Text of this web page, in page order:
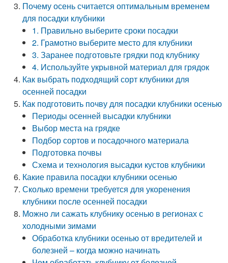
Почему осень считается оптимальным временем
для посадки клубники
1. Правильно выберите сроки посадки
2. Грамотно выберите место для клубники
3. Заранее подготовьте грядки под клубнику
4. Используйте укрывной материал для грядок
Как выбрать подходящий сорт клубники для
осенней посадки
Как подготовить почву для посадки клубники осенью
Периоды осенней высадки клубники
Выбор места на грядке
Подбор сортов и посадочного материала
Подготовка почвы
Схема и технология высадки кустов клубники
Какие правила посадки клубники осенью
Сколько времени требуется для укоренения
клубники после осенней посадки
Можно ли сажать клубнику осенью в регионах с
холодными зимами
Обработка клубники осенью от вредителей и
болезней – когда можно начинать